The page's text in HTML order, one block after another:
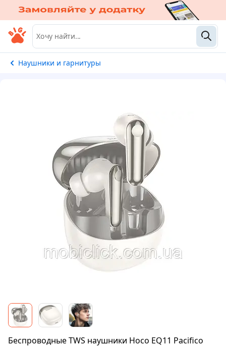
Наушники и гарнитуры
Беспроводные TWS наушники Hoco EQ11 Pacifico